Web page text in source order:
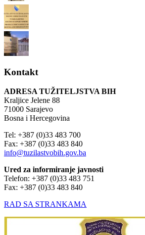
Kontakt
ADRESA TUŽITELJSTVA BIH
Kraljice Jelene 88
71000 Sarajevo
Bosna i Hercegovina
Tel: +387 (0)33 483 700
Fax: +387 (0)33 483 840
info@tuzilastvobih.gov.ba
Ured za informiranje javnosti
Telefon: +387 (0)33 483 751
Fax: +387 (0)33 483 840
RAD SA STRANKAMA